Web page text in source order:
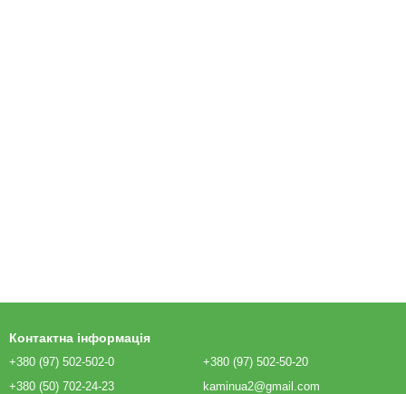
Контактна інформація
+380 (97) 502-502-0
+380 (50) 702-24-23
+380 (97) 502-50-20
kaminua2@gmail.com